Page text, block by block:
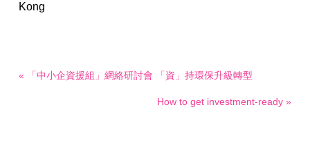
Kong
« 「中小企資援組」網絡研討會 「資」持環保升級轉型
How to get investment-ready »